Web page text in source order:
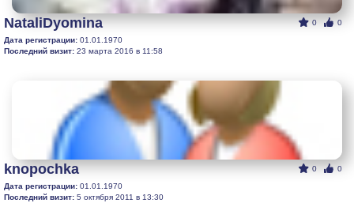
0 0
NataliDyomina
Дата регистрации: 01.01.1970
Последний визит: 23 марта 2016 в 11:58
0 0
knopochka
Дата регистрации: 01.01.1970
Последний визит: 5 октября 2011 в 13:30